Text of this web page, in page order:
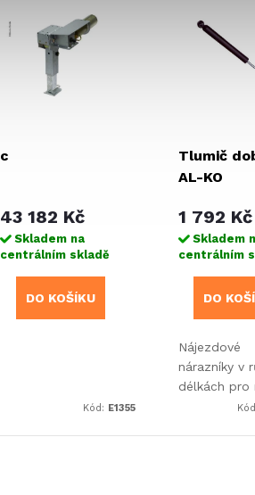
c
43 182 Kč
Skladem na
centrálním skladě
DO KOŠÍKU
Kód: E1355
Tlumič
AL-KO
1 792 Kč
Skladem
centrálním
DO
Nájezdové
nárazníky v
délkách pro
typy